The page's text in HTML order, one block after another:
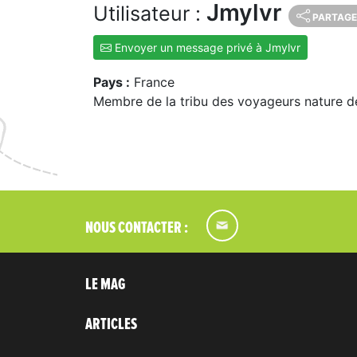
Utilisateur : Jmylvr
Envoyer un message privé à Jmylvr
Pays : France
Membre de la tribu des voyageurs nature
NOUS CONTACTER :
LE MAG
ARTICLES